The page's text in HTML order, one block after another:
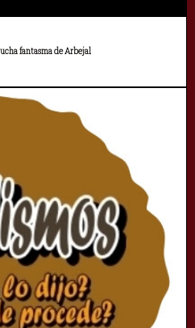
fantasma de Arbejal